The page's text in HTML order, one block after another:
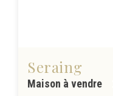
Seraing
Maison à vendre